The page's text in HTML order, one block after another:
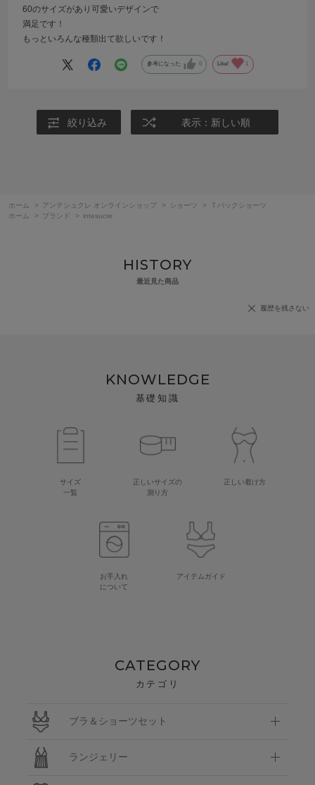
60のサイズがあり可愛いデザインで
満足です！
もっといろんな種類出て欲しいです！
参考になった 0 Like! 1
絞り込み 表示：新しい順
ホーム > アンテシュクレ オンラインショップ > ショーツ >
Ｔバックショーツ
ホーム
> ブランド > intesucre
HISTORY
最近見た商品
履歴を残さない
KNOWLEDGE
基礎知識
サイズ
一覧
正しいサイズの
測り方
正しい着け方
お手入れ
について
アイテムガイド
CATEGORY
カテゴリ
ブラ＆ショーツセット
ランジェリー